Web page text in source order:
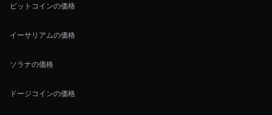
ビットコインの価格
イーサリアムの価格
ソラナの価格
ドージコインの価格